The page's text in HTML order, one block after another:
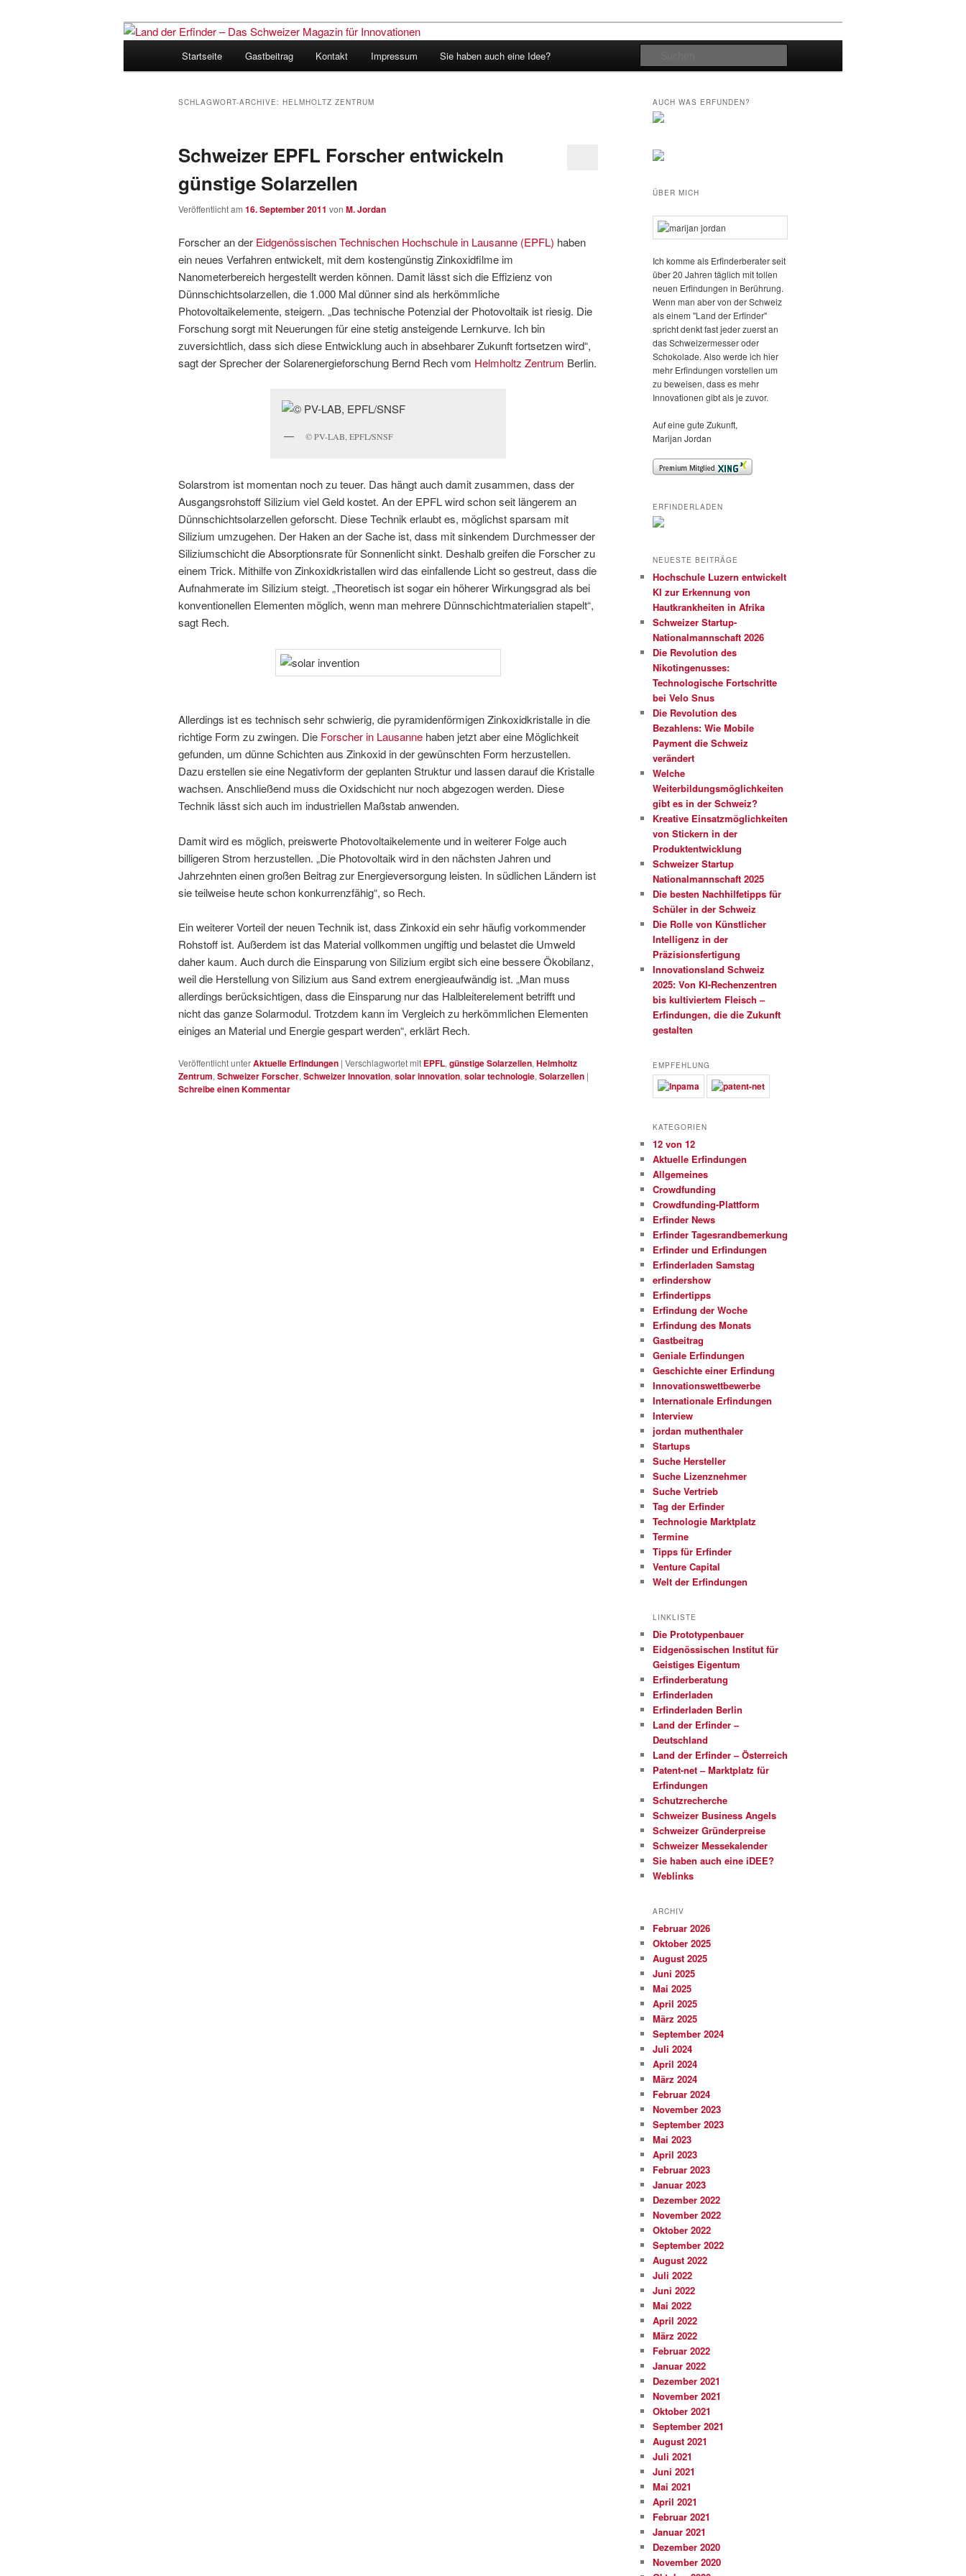
Land der Erfinder – Das Schweizer Magazin
für Innovationen
Startseite Gastbeitrag Kontakt Impressum Sie haben auch eine Idee?
SCHLAGWORT-ARCHIVE: HELMHOLTZ ZENTRUM
Schweizer EPFL Forscher entwickeln
günstige Solarzellen
Veröffentlicht am 16. September 2011 von M. Jordan
Forscher an der Eidgenössischen Technischen Hochschule in Lausanne (EPFL) haben
ein neues Verfahren entwickelt, mit dem kostengünstig Zinkoxidfilme im
Nanometerbereich hergestellt werden können. Damit lässt sich die Effizienz von
Dünnschichtsolarzellen, die 1.000 Mal dünner sind als herkömmliche
Photovoltaikelemente, steigern. „Das technische Potenzial der Photovoltaik ist riesig. Die
Forschung sorgt mit Neuerungen für eine stetig ansteigende Lernkurve. Ich bin
zuversichtlich, dass sich diese Entwicklung auch in absehbarer Zukunft fortsetzen wird“,
sagt der Sprecher der Solarenergieforschung Bernd Rech vom Helmholtz Zentrum Berlin.
© PV-LAB, EPFL/SNSF
Solarstrom ist momentan noch zu teuer. Das hängt auch damit zusammen, dass der
Ausgangsrohstoff Silizium viel Geld kostet. An der EPFL wird schon seit längerem an
Dünnschichtsolarzellen geforscht. Diese Technik erlaubt es, möglichst sparsam mit
Silizium umzugehen. Der Haken an der Sache ist, dass mit sinkendem Durchmesser der
Siliziumschicht die Absorptionsrate für Sonnenlicht sinkt. Deshalb greifen die Forscher zu
einem Trick. Mithilfe von Zinkoxidkristallen wird das einfallende Licht so gestreut, dass die
Aufnahmerate im Silizium steigt. „Theoretisch ist sogar ein höherer Wirkungsgrad als bei
konventionellen Elementen möglich, wenn man mehrere Dünnschichtmaterialien stapelt“,
sagt Rech.
Allerdings ist es technisch sehr schwierig, die pyramidenförmigen Zinkoxidkristalle in die
richtige Form zu zwingen. Die Forscher in Lausanne haben jetzt aber eine Möglichkeit
gefunden, um dünne Schichten aus Zinkoxid in der gewünschten Form herzustellen.
Dazu erstellen sie eine Negativform der geplanten Struktur und lassen darauf die Kristalle
wachsen. Anschließend muss die Oxidschicht nur noch abgezogen werden. Diese
Technik lässt sich auch im industriellen Maßstab anwenden.
Damit wird es möglich, preiswerte Photovoltaikelemente und in weiterer Folge auch
billigeren Strom herzustellen. „Die Photovoltaik wird in den nächsten Jahren und
Jahrzehnten einen großen Beitrag zur Energieversorgung leisten. In südlichen Ländern ist
sie teilweise heute schon konkurrenzfähig“, so Rech.
Ein weiterer Vorteil der neuen Technik ist, dass Zinkoxid ein sehr häufig vorkommender
Rohstoff ist. Außerdem ist das Material vollkommen ungiftig und belastet die Umweld
daher kaum. Auch durch die Einsparung von Silizium ergibt sich eine bessere Ökobilanz,
weil die Herstellung von Silizium aus Sand extrem energieaufwändig ist. „Man muss
allerdings berücksichtigen, dass die Einsparung nur das Halbleiterelement betrifft und
nicht das ganze Solarmodul. Trotzdem kann im Vergleich zu herkömmlichen Elementen
einiges an Material und Energie gespart werden“, erklärt Rech.
Veröffentlicht unterAktuelle Erfindungen | Verschlagwortet mit EPFL, günstige Solarzellen, Helmholtz
Zentrum, Schweizer Forscher, Schweizer Innovation, solar innovation, solar technologie, Solarzellen |
Schreibe einen Kommentar
AUCH WAS ERFUNDEN?
ÜBER MICH
Ich komme als Erfinderberater seit
über 20 Jahren täglich mit tollen
neuen Erfindungen in Berührung.
Wenn man aber von der Schweiz
als einem "Land der Erfinder"
spricht denkt fast jeder zuerst an
das Schweizermesser oder
Schokolade. Also werde ich hier
mehr Erfindungen vorstellen um
zu beweisen, dass es mehr
Innovationen gibt als je zuvor.
Auf eine gute Zukunft,
Marijan Jordan
ERFINDERLADEN
NEUESTE BEITRÄGE
Hochschule Luzern entwickelt
KI zur Erkennung von
Hautkrankheiten in Afrika
Schweizer Startup-
Nationalmannschaft 2026
Die Revolution des
Nikotingenusses:
Technologische Fortschritte
bei Velo Snus
Die Revolution des
Bezahlens: Wie Mobile
Payment die Schweiz
verändert
Welche
Weiterbildungsmöglichkeiten
gibt es in der Schweiz?
Kreative Einsatzmöglichkeiten
von Stickern in der
Produktentwicklung
Schweizer Startup
Nationalmannschaft 2025
Die besten Nachhilfetipps für
Schüler in der Schweiz
Die Rolle von Künstlicher
Intelligenz in der
Präzisionsfertigung
Innovationsland Schweiz
2025: Von KI-Rechenzentren
bis kultiviertem Fleisch –
Erfindungen, die die Zukunft
gestalten
EMPFEHLUNG
KATEGORIEN
12 von 12
Aktuelle Erfindungen
Allgemeines
Crowdfunding
Crowdfunding-Plattform
Erfinder News
Erfinder Tagesrandbemerkung
Erfinder und Erfindungen
Erfinderladen Samstag
erfindershow
Erfindertipps
Erfindung der Woche
Erfindung des Monats
Gastbeitrag
Geniale Erfindungen
Geschichte einer Erfindung
Innovationswettbewerbe
Internationale Erfindungen
Interview
jordan muthenthaler
Startups
Suche Hersteller
Suche Lizenznehmer
Suche Vertrieb
Tag der Erfinder
Technologie Marktplatz
Termine
Tipps für Erfinder
Venture Capital
Welt der Erfindungen
LINKLISTE
Die Prototypenbauer
Eidgenössischen Institut für
Geistiges Eigentum
Erfinderberatung
Erfinderladen
Erfinderladen Berlin
Land der Erfinder –
Deutschland
Land der Erfinder – Österreich
Patent-net – Marktplatz für
Erfindungen
Schutzrecherche
Schweizer Business Angels
Schweizer Gründerpreise
Schweizer Messekalender
Sie haben auch eine iDEE?
Weblinks
ARCHIV
Februar 2026
Oktober 2025
August 2025
Juni 2025
Mai 2025
April 2025
März 2025
September 2024
Juli 2024
April 2024
März 2024
Februar 2024
November 2023
September 2023
Mai 2023
April 2023
Februar 2023
Januar 2023
Dezember 2022
November 2022
Oktober 2022
September 2022
August 2022
Juli 2022
Juni 2022
Mai 2022
April 2022
März 2022
Februar 2022
Januar 2022
Dezember 2021
November 2021
Oktober 2021
September 2021
August 2021
Juli 2021
Juni 2021
Mai 2021
April 2021
Februar 2021
Januar 2021
Dezember 2020
November 2020